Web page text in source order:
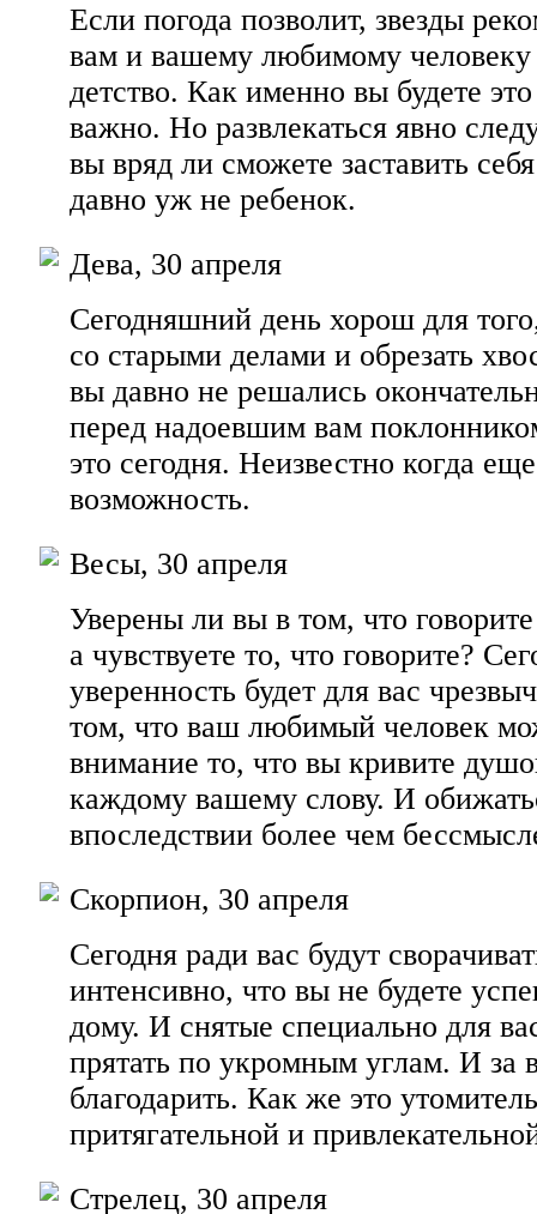
Если погода позволит, звезды
вам и вашему любимому человеку
детство. Как именно вы будете
важно. Но развлекаться явно
вы вряд ли сможете заставить
давно уж не ребенок.
Дева, 30 апреля
Сегодняшний день хорош для
со старыми делами и обрезать
вы давно не решались
перед надоевшим вам
это сегодня. Неизвестно когда
возможность.
Весы, 30 апреля
Уверены ли вы в том, что говорите
а чувствуете то, что говорите?
уверенность будет для вас
том, что ваш любимый человек
внимание то, что вы кривите
каждому вашему слову. И
впоследствии более чем
Скорпион, 30 апреля
Сегодня ради вас будут
интенсивно, что вы не будете
дому. И снятые специально для
прятать по укромным углам. И за
благодарить. Как же это
притягательной и
Стрелец, 30 апреля